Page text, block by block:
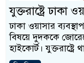
যুক্তরাষ্ট্রে ঢাকা
ঢাকা ওয়াসার
বিষয়ে দুদককে
হাইকোর্ট।